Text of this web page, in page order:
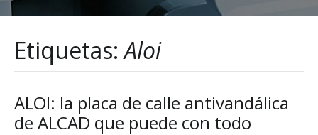
Etiquetas:Aloi
ALOI: la placa de calle antivandálica
de ALCAD que puede con todo